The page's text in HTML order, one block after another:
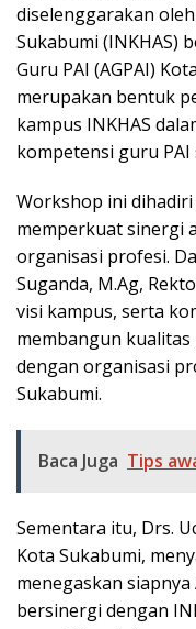
diselenggarakan
Sukabumi (INKHAS)
Guru PAI (AGPAI)
merupakan bentuk
kampus INKHAS
kompetensi guru PAI
Workshop ini
memperkuat sinergi
organisasi profesi.
Suganda, M.Ag,
visi kampus, serta
membangun
dengan organisasi
Sukabumi.
Baca Juga Tips
Sementara itu, Drs.
Kota Sukabumi,
menegaskan
bersinergi dengan